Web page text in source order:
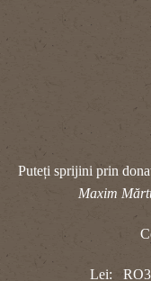
Puteți sprijini prin
Maxim
Lei: